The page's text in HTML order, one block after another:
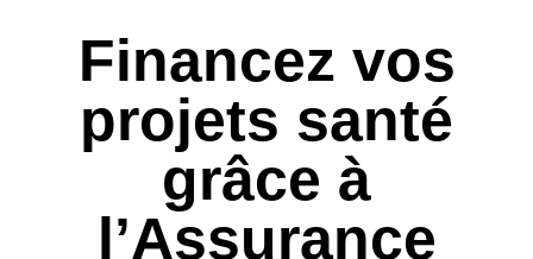
Financez vos
projets santé
grâce à
l’Assurance